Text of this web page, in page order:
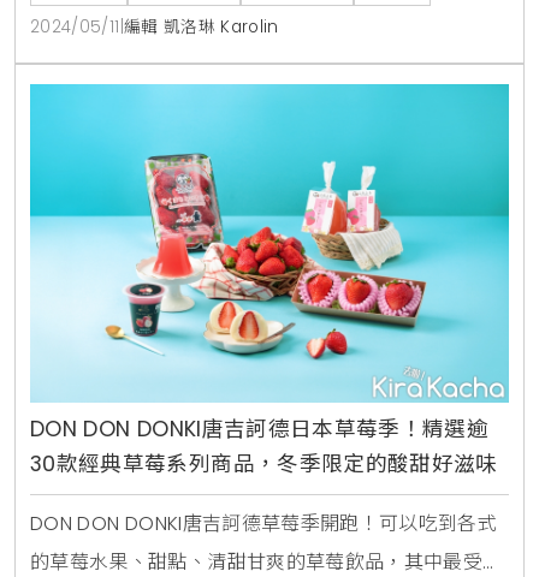
嘗鮮的20多歲民眾凌晨4點與朋友相約來搶頭香，表示
牛舌漢堡排很特別，一定要吃到！現場座席共計25席
2024/05/11 編輯 凱洛琳 Karolin
DON DON DONKI唐吉訶德日本草莓季！精選逾
30款經典草莓系列商品，冬季限定的酸甜好滋味
DON DON DONKI唐吉訶德草莓季開跑！可以吃到各式
的草莓水果、甜點、清甜甘爽的草莓飲品，其中最受廣